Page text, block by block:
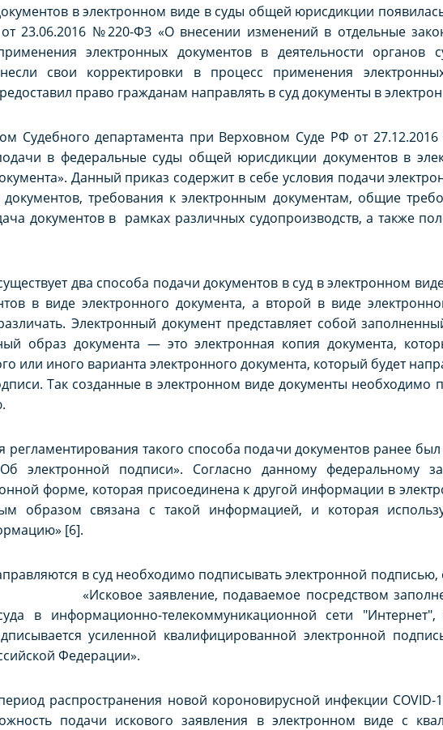
в электронном виде в суды общей юрисдикции
23.06.2016 №220-ФЗ «О внесении изменений в отдельные
электронных документов в деятельности органов
свои корректировки в процесс применения
право гражданам направлять в суд документы в
Судебного департамента при Верховном Суде РФ от
в федеральные суды общей юрисдикции документов в
Данный приказ содержит в себе условия подачи
требования к электронным документам, общие
документов в рамках различных судопроизводств, а также
два способа подачи документов в суд в электронном
в виде электронного документа, а второй в виде
Электронный документ представляет собой
образ документа — это электронная копия документа,
или иного варианта электронного документа, который будет
Так созданные в электронном виде документы необходимо
регламентирования такого способа подачи документов ранее
электронной подписи». Согласно данному федеральному
форме, которая присоединена к другой информации в
образом связана с такой информацией, и которая
[6].
в суд необходимо подписывать электронной подписью,
заявление, подаваемое посредством
в информационно-телекоммуникационной сети
усиленной квалифицированной электронной
Федерации».
распространения новой короновирусной инфекции COVID-
подачи искового заявления в электронном виде с